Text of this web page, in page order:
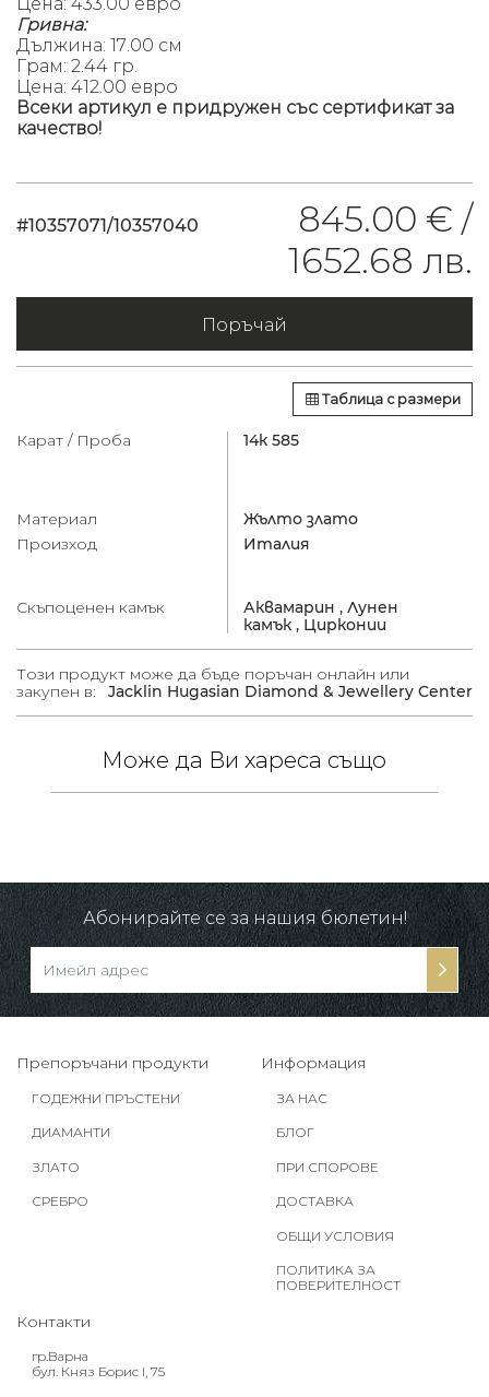
Гривна:
Дължина: 17.00 см
Грам: 2.44 гр.
Цена: 412.00 евро
Всеки артикул е придружен със сертификат за
качество!
#10357071/10357040
845.00 € /
1652.68 лв.
Поръчай
Таблица с размери
Карат / Проба 14к 585
Материал
Жълто злато
Произход
Италия
Скъпоценен камък Аквамарин , Лунен
камък , Цирконии
Този продукт може да бъде поръчан онлайн или
закупен в:
Jacklin Hugasian Diamond & Jewellery Center
Може да Ви хареса също
Абонирайте се за нашия бюлетин!
Препоръчани продукти
ГОДЕЖНИ ПРЪСТЕНИ
ДИАМАНТИ
ЗЛАТО
СРЕБРО
Информация
ЗА НАС
БЛОГ
ПРИ СПОРОВЕ
ДОСТАВКА
ОБЩИ УСЛОВИЯ
ПОЛИТИКА ЗА
ПОВЕРИТЕЛНОСТ
Контакти
гр.Варна
бул. Княз Борис I, 75